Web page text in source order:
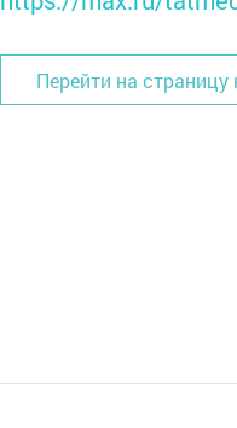
Перейти на страницу